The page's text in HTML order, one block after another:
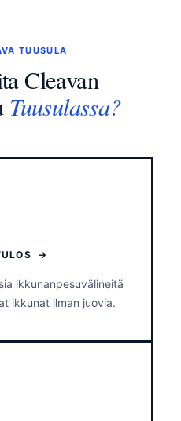
TUUSULA
Cleavan
Tuusulassa?
→
ikkunanpesuvälineitä
ikkunat ilman juovia.